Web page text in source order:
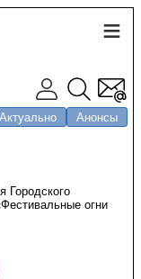
Актуально Анонсы
Городского
огни